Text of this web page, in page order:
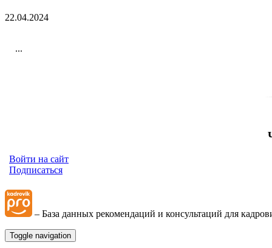
22.04.2024
...
Войти на сайт
Подписаться
– База данных рекомендаций и консультаций для
Toggle navigation